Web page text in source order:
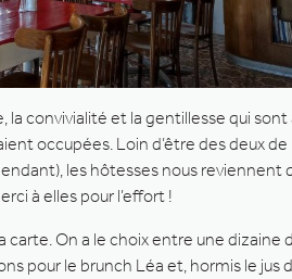
la convivialité et la gentillesse qui
occupées. Loin d’être des deux
les hôtesses nous
à elles pour l’effort !
carte. On a le choix entre une
pour le brunch Léa et, hormis le jus